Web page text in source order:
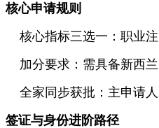
核心申请规则
核心指标三选一：职业注
加分要求：需具备新西兰
全家同步获批：主申请人
签证与身份进阶路径